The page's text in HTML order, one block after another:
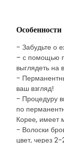
Особенности
- Забудьте о
– с помощью
выглядеть на
-
ваш взгляд!
- Процедуру
по
Корее, имеет
- Волоски
цвет, через